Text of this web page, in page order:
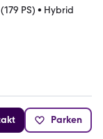
PS) • Hybrid
Parken